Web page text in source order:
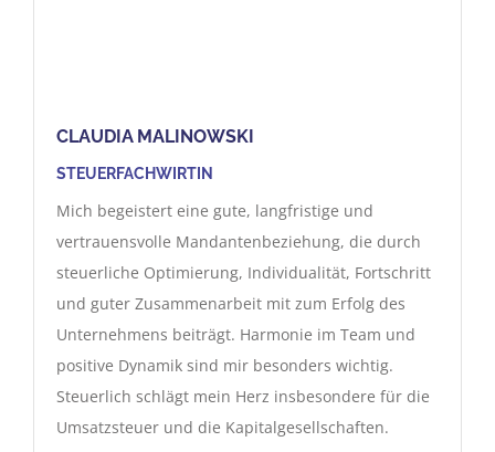
CLAUDIA MALINOWSKI
STEUERFACHWIRTIN
Mich begeistert eine gute, langfristige und
vertrauensvolle Mandantenbeziehung, die durch
steuerliche Optimierung, Individualität, Fortschritt
und guter Zusammenarbeit mit zum Erfolg des
Unternehmens beiträgt. Harmonie im Team und
positive Dynamik sind mir besonders wichtig.
Steuerlich schlägt mein Herz insbesondere für die
Umsatzsteuer und die Kapitalgesellschaften.